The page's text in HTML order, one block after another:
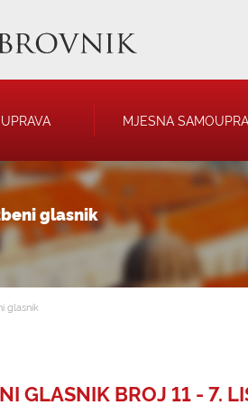
NATJEČAJI
JAVNA OBJAVA RJEŠENJA
USTANOVE
KOMUNALNA I
MJESNA
glasnik
glasnik
GLASNIK BROJ 11 - 7.